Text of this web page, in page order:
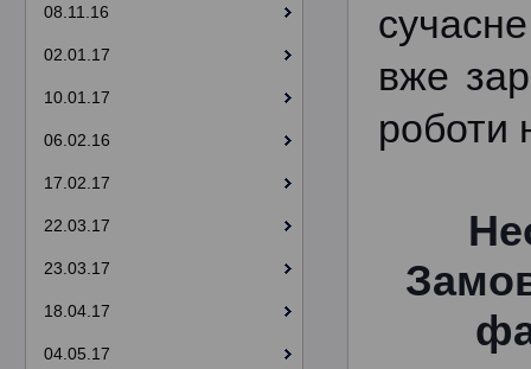
08.11.16
02.01.17
10.01.17
06.02.16
17.02.17
22.03.17
23.03.17
18.04.17
04.05.17
вже
роботи